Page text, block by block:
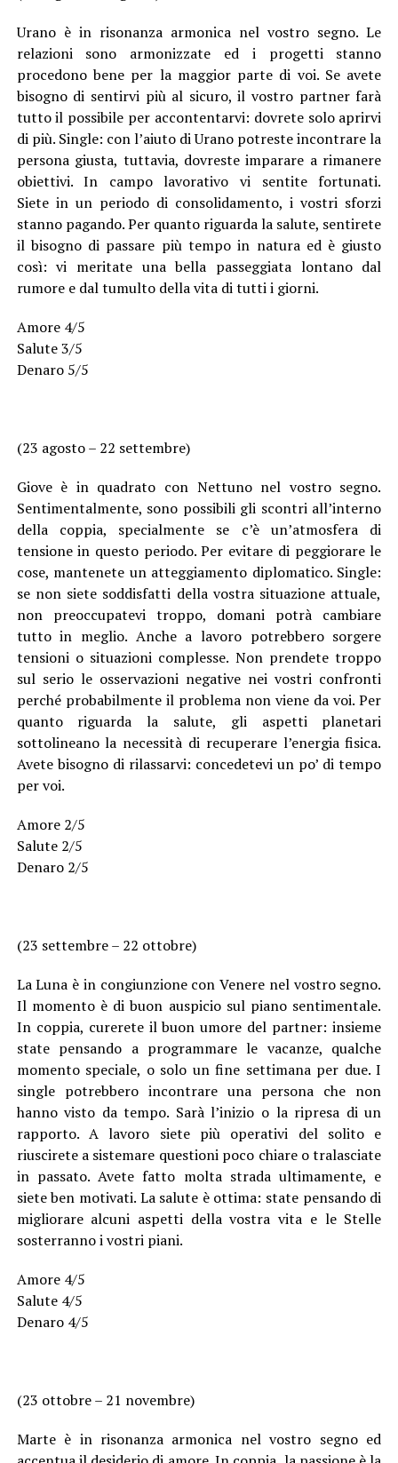
Urano è in risonanza armonica nel vostro segno. Le
relazioni sono armonizzate ed i progetti stanno
procedono bene per la maggior parte di voi. Se avete
bisogno di sentirvi più al sicuro, il vostro partner farà
tutto il possibile per accontentarvi: dovrete solo aprirvi
di più. Single: con l’aiuto di Urano potreste incontrare la
persona giusta, tuttavia, dovreste imparare a rimanere
obiettivi. In campo lavorativo vi sentite fortunati.
Siete in un periodo di consolidamento, i vostri sforzi
stanno pagando. Per quanto riguarda la salute, sentirete
il bisogno di passare più tempo in natura ed è giusto
così: vi meritate una bella passeggiata lontano dal
rumore e dal tumulto della vita di tutti i giorni.
Amore 4/5
Salute 3/5
Denaro 5/5
(23 agosto – 22 settembre)
Giove è in quadrato con Nettuno nel vostro segno.
Sentimentalmente, sono possibili gli scontri all’interno
della coppia, specialmente se c’è un’atmosfera di
tensione in questo periodo. Per evitare di peggiorare le
cose, mantenete un atteggiamento diplomatico. Single:
se non siete soddisfatti della vostra situazione attuale,
non preoccupatevi troppo, domani potrà cambiare
tutto in meglio. Anche a lavoro potrebbero sorgere
tensioni o situazioni complesse. Non prendete troppo
sul serio le osservazioni negative nei vostri confronti
perché probabilmente il problema non viene da voi. Per
quanto riguarda la salute, gli aspetti planetari
sottolineano la necessità di recuperare l’energia fisica.
Avete bisogno di rilassarvi: concedetevi un po’ di tempo
per voi.
Amore 2/5
Salute 2/5
Denaro 2/5
(23 settembre – 22 ottobre)
La Luna è in congiunzione con Venere nel vostro segno.
Il momento è di buon auspicio sul piano sentimentale.
In coppia, curerete il buon umore del partner: insieme
state pensando a programmare le vacanze, qualche
momento speciale, o solo un fine settimana per due. I
single potrebbero incontrare una persona che non
hanno visto da tempo. Sarà l’inizio o la ripresa di un
rapporto. A lavoro siete più operativi del solito e
riuscirete a sistemare questioni poco chiare o tralasciate
in passato. Avete fatto molta strada ultimamente, e
siete ben motivati. La salute è ottima: state pensando di
migliorare alcuni aspetti della vostra vita e le Stelle
sosterranno i vostri piani.
Amore 4/5
Salute 4/5
Denaro 4/5
(23 ottobre – 21 novembre)
Marte è in risonanza armonica nel vostro segno ed